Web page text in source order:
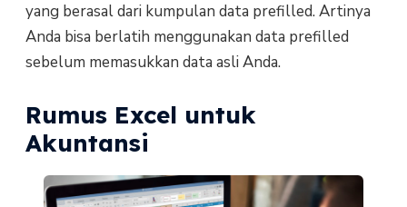
yang berasal dari kumpulan data prefilled. Artinya
Anda bisa berlatih menggunakan data prefilled
sebelum memasukkan data asli Anda.
Rumus Excel untuk
Akuntansi